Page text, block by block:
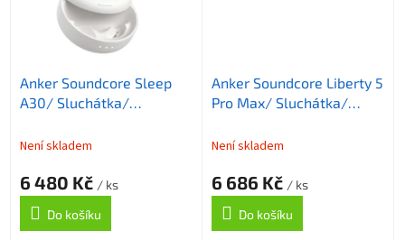
Anker Soundcore Sleep
A30/ Sluchátka/
Není skladem
6 480 Kč / ks
Do košíku
Anker Soundcore Liberty 5
Pro Max/ Sluchátka/
černá
Není skladem
6 686 Kč / ks
Do košíku